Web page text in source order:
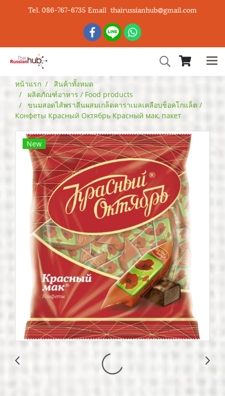
Tel. 086-767-6735 Email thairussianhub@gmail.com
หน้าแรก
สินค้าทั้งหมด
ผลิตภัณฑ์อาหาร / Food products
ขนมสอดไส้พราลีนผสมเกล็ดคาราเมลเคลือบช็อคโกแล็ต /
Конфеты Красный Октябрь Красный мак, пакет
New